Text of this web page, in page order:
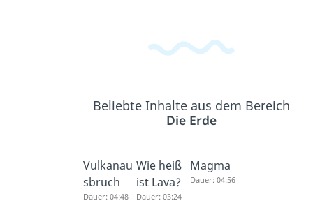
Beliebte Inhalte aus dem Bereich
Die Erde
Vulkanau
sbruch
Dauer: 04:48
Wie heiß
ist Lava?
Dauer: 03:24
Magma
Dauer: 04:56